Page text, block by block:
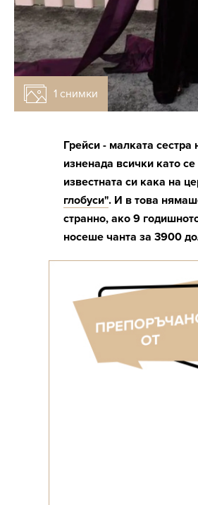
1 снимки
Грейси - малката сестра
изненада всички като
известната си кака на
глобуси". И в това
странно, ако 9
носеше чанта за 3900